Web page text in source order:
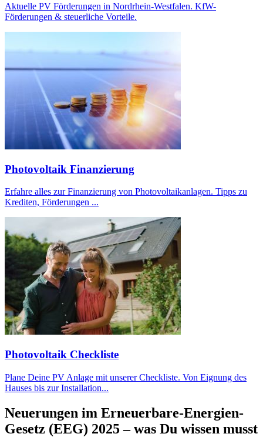
Aktuelle PV Förderungen in Nordrhein-Westfalen. KfW-
Förderungen & steuerliche Vorteile.
Photovoltaik Finanzierung
Erfahre alles zur Finanzierung von Photovoltaikanlagen. Tipps zu
Krediten, Förderungen ...
Photovoltaik Checkliste
Plane Deine PV Anlage mit unserer Checkliste. Von Eignung des
Hauses bis zur Installation...
Neuerungen im Erneuerbare-Energien-
Gesetz (EEG) 2025 – was Du wissen musst